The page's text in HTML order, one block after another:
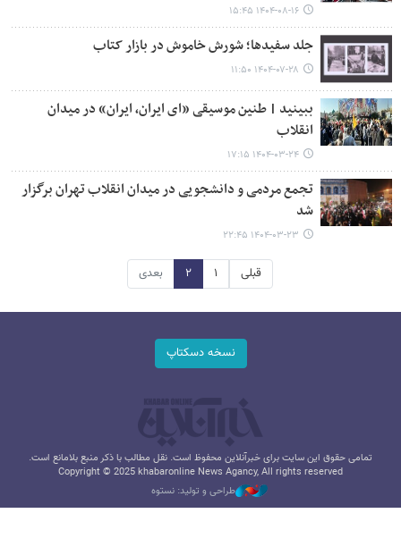
۱۴۰۴-۰۸-۱۶ ۱۵:۴۵
جلد سفیدها؛ شورش خاموش در بازار کتاب
۱۴۰۴-۰۷-۲۸ ۱۱:۵۰
ببینید | طنین موسیقی «ای ایران، ایران» در میدان
انقلاب
۱۴۰۴-۰۳-۲۴ ۱۷:۱۵
تجمع مردمی و دانشجویی در میدان انقلاب تهران برگزار
شد
۱۴۰۴-۰۳-۲۳ ۲۲:۴۵
قبلی ۱ ۲ بعدی
نسخه دسکتاپ
تمامی حقوق این سایت برای خبرآنلاین محفوظ است. نقل مطالب با ذکر منبع بلامانع است.
Copyright © 2025 khabaronline News Agancy, All rights reserved
طراحی و تولید: نستوه